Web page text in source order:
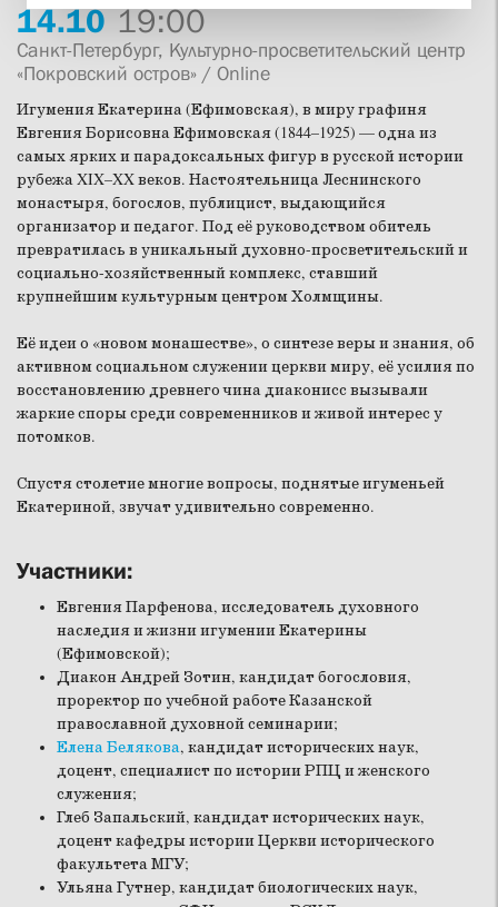
14.10 19:00
Санкт-Петербург, Культурно-просветительский центр
«Покровский остров» / Online
Игумения Екатерина (Ефимовская), в миру графиня
Евгения Борисовна Ефимовская (1844–1925) — одна из
самых ярких и парадоксальных фигур в русской истории
рубежа XIX–XX веков. Настоятельница Леснинского
монастыря, богослов, публицист, выдающийся
организатор и педагог. Под её руководством обитель
превратилась в уникальный духовно-просветительский и
социально-хозяйственный комплекс, ставший
крупнейшим культурным центром Холмщины.
Её идеи о «новом монашестве», о синтезе веры и знания, об
активном социальном служении церкви миру, её усилия по
восстановлению древнего чина диаконисс вызывали
жаркие споры среди современников и живой интерес у
потомков.
Спустя столетие многие вопросы, поднятые игуменьей
Екатериной, звучат удивительно современно.
Участники:
Евгения Парфенова, исследователь духовного
наследия и жизни игумении Екатерины
(Ефимовской);
Диакон Андрей Зотин, кандидат богословия,
проректор по учебной работе Казанской
православной духовной семинарии;
Елена Белякова, кандидат исторических наук,
доцент, специалист по истории РПЦ и женского
служения;
Глеб Запальский, кандидат исторических наук,
доцент кафедры истории Церкви исторического
факультета МГУ;
Ульяна Гутнер, кандидат биологических наук,